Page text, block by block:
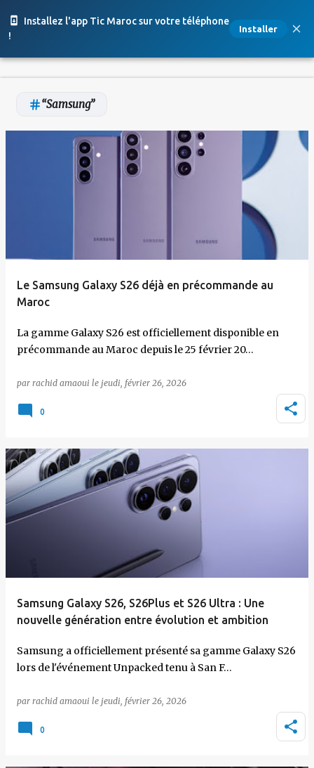
Installez l'app Tic Maroc sur votre téléphone
!
Installer
Accéder au contenu principal
Samsung
Le Samsung Galaxy S26 déjà en précommande au
Maroc
La gamme Galaxy S26 est officiellement disponible en
précommande au Maroc depuis le 25 février 20…
par rachid amaoui le jeudi, février 26, 2026
0
Samsung Galaxy S26, S26Plus et S26 Ultra : Une
nouvelle génération entre évolution et ambition
Samsung a officiellement présenté sa gamme Galaxy S26
lors de l'événement Unpacked tenu à San F…
par rachid amaoui le jeudi, février 26, 2026
0